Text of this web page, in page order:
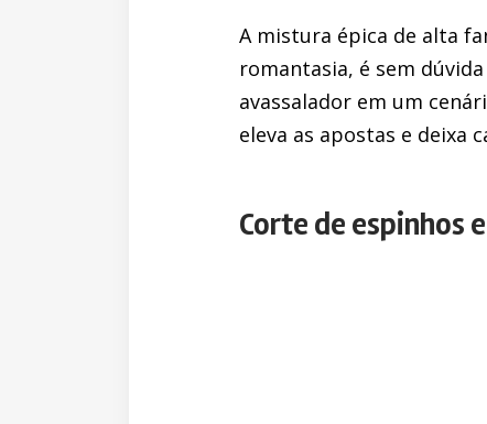
A mistura épica de alta
romantasia, é sem
avassalador em um
eleva as apostas e deixa
Corte de espinhos